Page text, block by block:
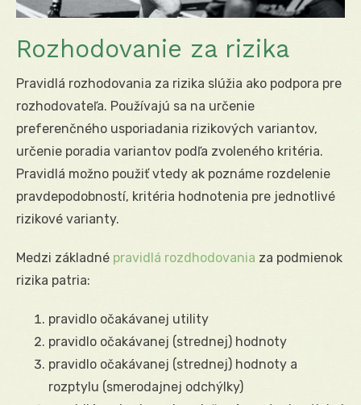
Rozhodovanie za rizika
Pravidlá rozhodovania za rizika slúžia ako podpora pre
rozhodovateľa. Používajú sa na určenie
preferenčného usporiadania rizikových variantov,
určenie poradia variantov podľa zvoleného kritéria.
Pravidlá možno použiť vtedy ak poznáme rozdelenie
pravdepodobností, kritéria hodnotenia pre jednotlivé
rizikové varianty.
Medzi základné pravidlá rozdhodovania za podmienok
rizika patria:
pravidlo očakávanej utility
pravidlo očakávanej (strednej) hodnoty
pravidlo očakávanej (strednej) hodnoty a
rozptylu (smerodajnej odchýlky)